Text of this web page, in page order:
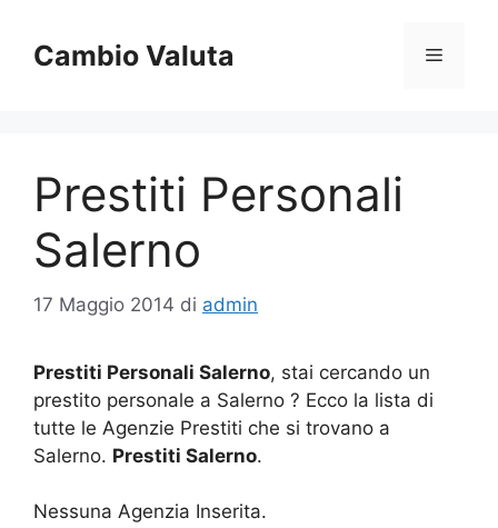
contenuto
Cambio Valuta Menu
Prestiti Personali
Salerno
17 Maggio 2014 di admin
Prestiti Personali Salerno, stai cercando un
prestito personale a Salerno ? Ecco la lista di
tutte le Agenzie Prestiti che si trovano a
Salerno. Prestiti Salerno.
Nessuna Agenzia Inserita.